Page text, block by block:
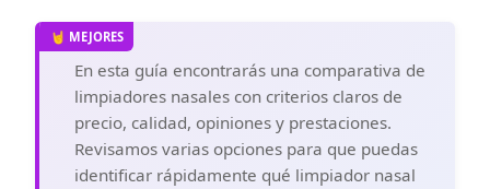
En esta guía encontrarás una comparativa de
limpiadores nasales con criterios claros de
precio, calidad, opiniones y prestaciones.
Revisamos varias opciones para que puedas
identificar rápidamente qué limpiador nasal